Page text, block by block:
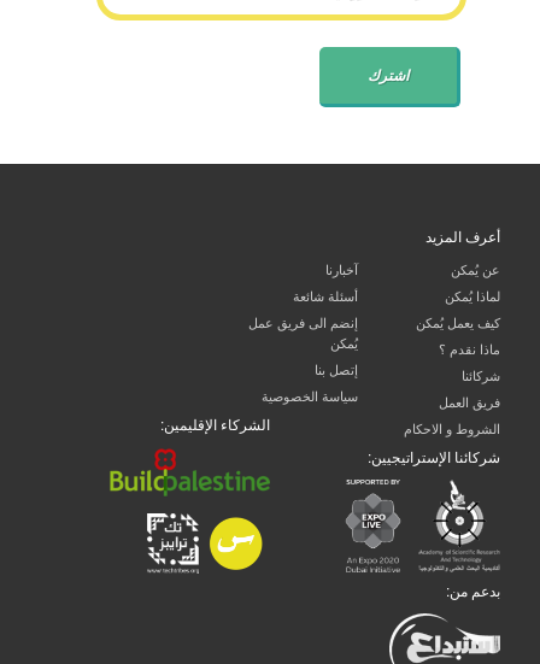
أعرف المزيد
عن يُمكن
لماذا يُمكن
كيف يعمل يُمكن
ماذا نقدم ؟
شركائنا
فريق العمل
الشروط و الاحكام
آخبارنا
أسئلة شائعة
إنضم الى فريق عمل
يُمكن
إتصل بنا
سياسة الخصوصية
الشركاء الإقليمين:
شركائنا الإستراتيجيين:
بدعم من: